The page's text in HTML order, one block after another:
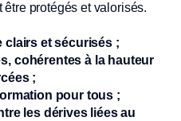
être protégés et valorisés.
clairs et sécurisés ;
cohérentes à la hauteur
;
pour tous ;
les dérives liées au